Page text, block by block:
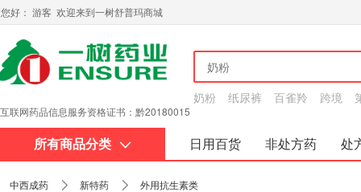
您好： 游客 欢迎来到一树舒普玛商城
互联网药品信息服务资格证书：黔20180015
奶粉 纸尿裤 百雀羚 跨境
所有商品分类 日用百货 非处方药
处
中西成药 新特药 外用抗生素类